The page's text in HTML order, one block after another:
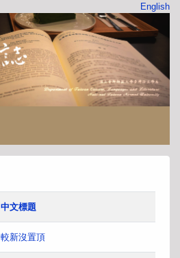
English
中文標題
較新沒置頂